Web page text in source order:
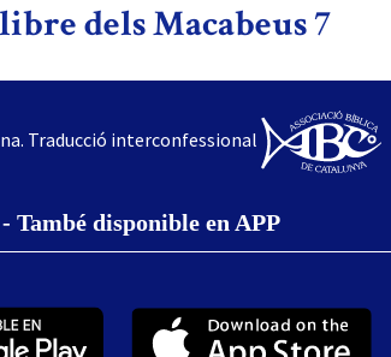
dels Macabeus 7
Traducció interconfessional
També disponible en APP